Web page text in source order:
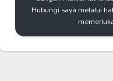
Hubungi saya melalui